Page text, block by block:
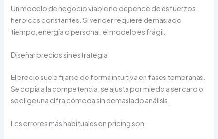
Un modelo de negocio viable no depende de esfuerzos
heroicos constantes. Si vender requiere demasiado
tiempo, energía o personal, el modelo es frágil.
Diseñar precios sin estrategia
El precio suele fijarse de forma intuitiva en fases tempranas.
Se copia a la competencia, se ajusta por miedo a ser caro o
se elige una cifra cómoda sin demasiado análisis.
Los errores más habituales en pricing son: